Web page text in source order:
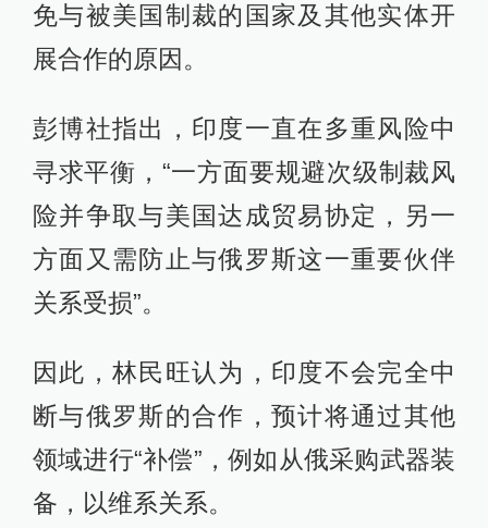
免与被美国制裁的国家及其他实体开
展合作的原因。
彭博社指出，印度一直在多重风险中
寻求平衡，“一方面要规避次级制裁风
险并争取与美国达成贸易协定，另一
方面又需防止与俄罗斯这一重要伙伴
关系受损”。
因此，林民旺认为，印度不会完全中
断与俄罗斯的合作，预计将通过其他
领域进行“补偿”，例如从俄采购武器装
备，以维系关系。